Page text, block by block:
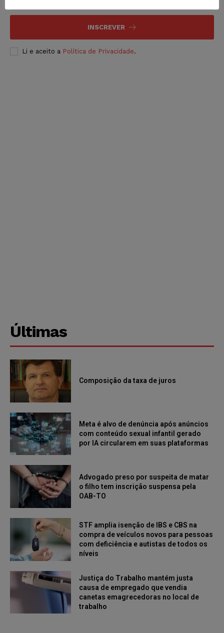
INSCREVER
Li e aceito a Política de Privacidade.
Últimas
Composição da taxa de juros
Meta é alvo de denúncia após anúncios
com conteúdo sexual infantil gerado
por IA circularem em suas plataformas
Advogado preso por suspeita de matar
o filho tem inscrição suspensa pela
OAB-TO
STF amplia isenção de IBS e CBS na
compra de veículos novos para pessoas
com deficiência e autistas de todos os
níveis
Justiça do Trabalho mantém justa
causa de empregado que vendia
canetas emagrecedoras no local de
trabalho